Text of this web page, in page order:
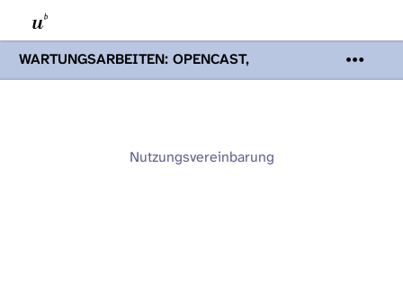
WARTUNGSARBEITEN: OPENCAST,
PODCASTS & TOBIRA
Mi 19. August
Opencast-Videos und Tobira nicht zur
Nutzungsvereinbarung